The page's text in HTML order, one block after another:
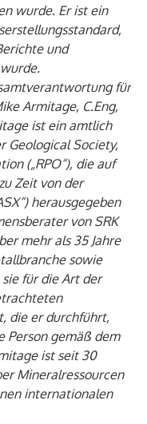
wurde. Er ist ein
und
für
Armitage, C.Eng,
ist ein amtlich
Geological Society,
(„RPO“), die auf
Zeit von der
herausgegeben
von SRK
mehr als 35 Jahre
sowie
für die Art der
die er durchführt,
Person gemäß dem
ist seit 30
Mineralressourcen
internationalen